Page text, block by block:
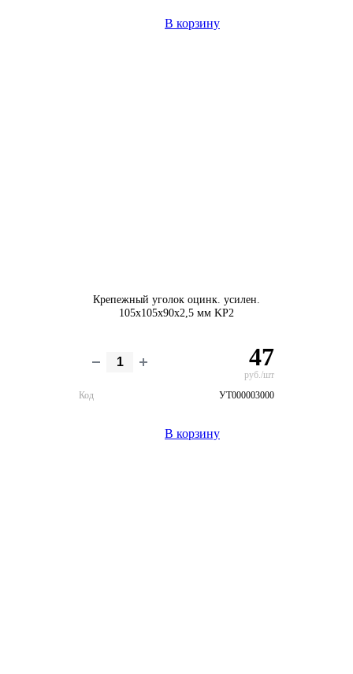
В корзину
Крепежный уголок оцинк. усилен.
105х105х90х2,5 мм KР2
47
руб./шт
Код
УТ000003000
В корзину